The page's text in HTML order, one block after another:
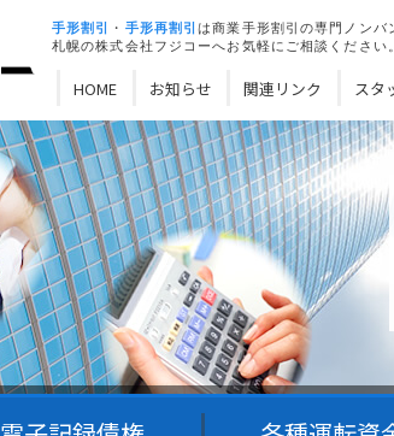
手形割引 ・ 手形再割引は商業手形割引の専門ノンバ
札幌の株式会社フジコーへお気軽にご相談ください。
HOME お知らせ 関連リンク スタ